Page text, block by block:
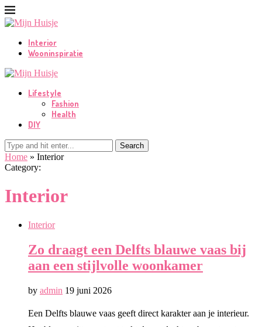
Interior
Wooninspiratie
Lifestyle
Fashion
Health
DIY
Search
Home » Interior
Category:
Interior
Interior
Zo draagt een Delfts blauwe vaas bij
aan een stijlvolle woonkamer
by admin 19 juni 2026
Een Delfts blauwe vaas geeft direct karakter aan je interieur.